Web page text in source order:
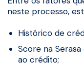
neste processo,
Histórico de
Score na
ao crédito;